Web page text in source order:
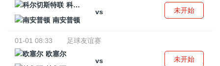
科尔切斯特联
vs
南安普顿
未开始
01-01 08:33
足球友谊赛
欧塞尔
vs
未开始